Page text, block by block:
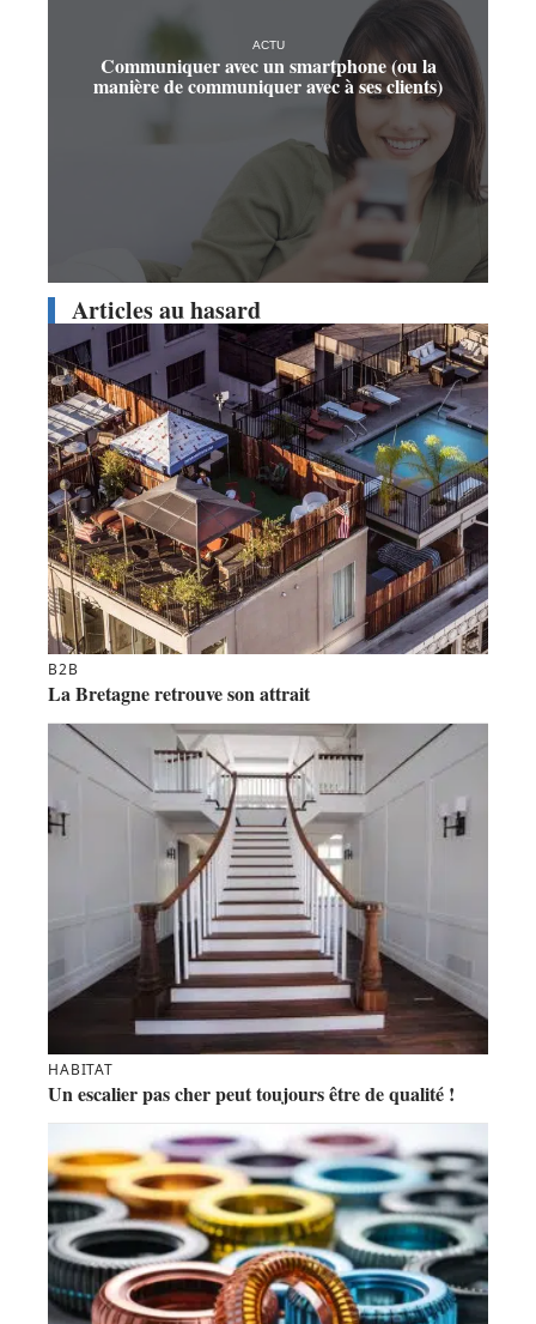
ACTU
Communiquer avec un smartphone (ou la
manière de communiquer avec à ses clients)
Articles au hasard
B2B
La Bretagne retrouve son attrait
HABITAT
Un escalier pas cher peut toujours être de qualité !